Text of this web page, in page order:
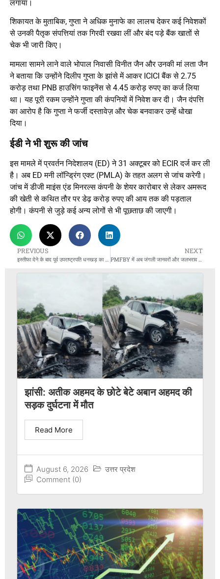
लगाया।
शिकायत के मुताबिक, गुप्ता ने अधिक मुनाफे का लालच देकर कई निवेशकों
से उनकी पैतृक संपत्तियां तक गिरवी रखवा लीं और बंद पड़े बैंक खातों से
चेक भी जारी किए।
मामला सामने लाने वाले भोपाल निवासी विनीत जैन और उनकी मां लता जैन
ने बताया कि उन्होंने दिलीप गुप्ता के झांसे में आकर ICICI बैंक से 2.75
करोड़ तथा PNB हाउसिंग फाइनेंस से 4.45 करोड़ रुपए का कर्ज लिया
था। यह पूरी रकम उन्होंने गुप्ता की कंपनियों में निवेश कर दी। जैन दंपत्ति
का आरोप है कि गुप्ता ने फर्जी दस्तावेज़ और चेक बनवाकर उन्हें धोखा
दिया।
ईडी ने भी शुरू की जांच
इस मामले में प्रवर्तन निदेशालय (ED) ने 31 अक्टूबर को ECIR दर्ज कर ली
है। अब ED मनी लॉन्ड्रिंग एक्ट (PMLA) के तहत अलग से जांच करेगी।
जांच में डीजी माइंस एंड मिनरल्स कंपनी के शेयर कारोबार से लेकर अमरूद
की खेती से कथित तौर पर डेढ़ करोड़ रुपए की आय तक की पड़ताल
होगी। कंपनी से जुड़े कई अन्य लोगों से भी पूछताछ की जाएगी।
PREVIOUS NEXT
झांसी: अतीक अहमद के छोटे बेटे अबान अहमद की
सड़क दुर्घटना में मौत
August 6, 2026
उत्तर प्रदेश
Comment (0)
Read More